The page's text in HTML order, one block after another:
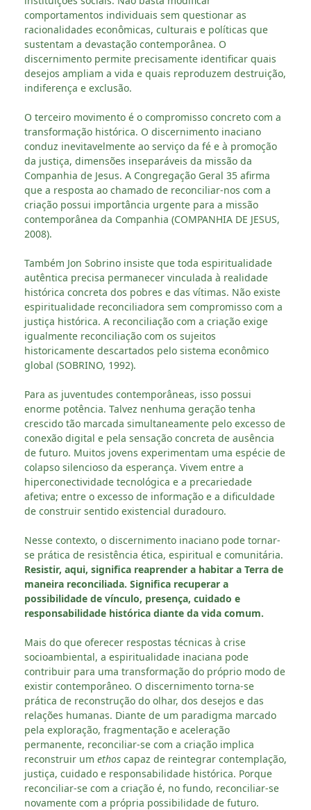
comportamentos individuais sem questionar as
racionalidades econômicas, culturais e políticas que
sustentam a devastação contemporânea. O
discernimento permite precisamente identificar quais
desejos ampliam a vida e quais reproduzem destruição,
indiferença e exclusão.
O terceiro movimento é o compromisso concreto com a
transformação histórica. O discernimento inaciano
conduz inevitavelmente ao serviço da fé e à promoção
da justiça, dimensões inseparáveis da missão da
Companhia de Jesus. A Congregação Geral 35 afirma
que a resposta ao chamado de reconciliar-nos com a
criação possui importância urgente para a missão
contemporânea da Companhia (COMPANHIA DE JESUS,
2008).
Também Jon Sobrino insiste que toda espiritualidade
autêntica precisa permanecer vinculada à realidade
histórica concreta dos pobres e das vítimas. Não existe
espiritualidade reconciliadora sem compromisso com a
justiça histórica. A reconciliação com a criação exige
igualmente reconciliação com os sujeitos
historicamente descartados pelo sistema econômico
global (SOBRINO, 1992).
Para as juventudes contemporâneas, isso possui
enorme potência. Talvez nenhuma geração tenha
crescido tão marcada simultaneamente pelo excesso de
conexão digital e pela sensação concreta de ausência
de futuro. Muitos jovens experimentam uma espécie de
colapso silencioso da esperança. Vivem entre a
hiperconectividade tecnológica e a precariedade
afetiva; entre o excesso de informação e a dificuldade
de construir sentido existencial duradouro.
Nesse contexto, o discernimento inaciano pode tornar-
se prática de resistência ética, espiritual e comunitária.
Resistir, aqui, significa reaprender a habitar a Terra de
maneira reconciliada. Significa recuperar a
possibilidade de vínculo, presença, cuidado e
responsabilidade histórica diante da vida comum.
Mais do que oferecer respostas técnicas à crise
socioambiental, a espiritualidade inaciana pode
contribuir para uma transformação do próprio modo de
existir contemporâneo. O discernimento torna-se
prática de reconstrução do olhar, dos desejos e das
relações humanas. Diante de um paradigma marcado
pela exploração, fragmentação e aceleração
permanente, reconciliar-se com a criação implica
reconstruir um ethos capaz de reintegrar contemplação,
justiça, cuidado e responsabilidade histórica. Porque
reconciliar-se com a criação é, no fundo, reconciliar-se
novamente com a própria possibilidade de futuro.